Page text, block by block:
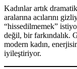
Kadınlar artık
aralarına acılarını
“hissedilmemek”
değil, bir farkındalık.
modern kadın,
iyileştiriyor.